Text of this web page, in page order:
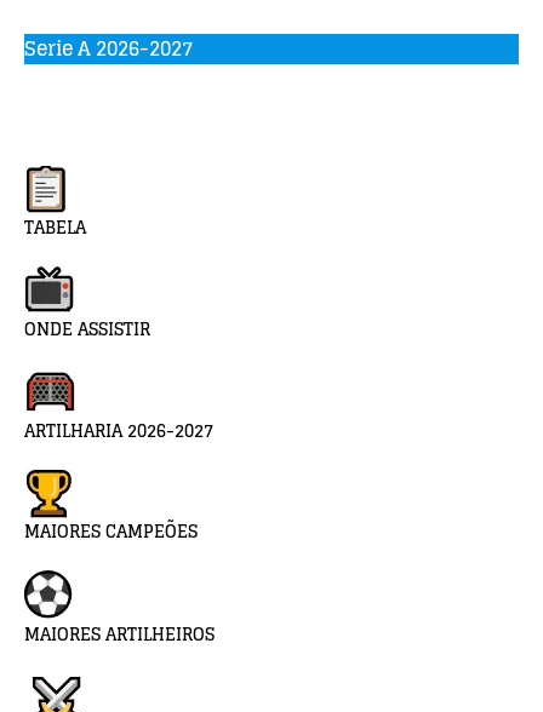
Serie A 2026-2027
TABELA
ONDE ASSISTIR
ARTILHARIA 2026-2027
MAIORES CAMPEÕES
MAIORES ARTILHEIROS